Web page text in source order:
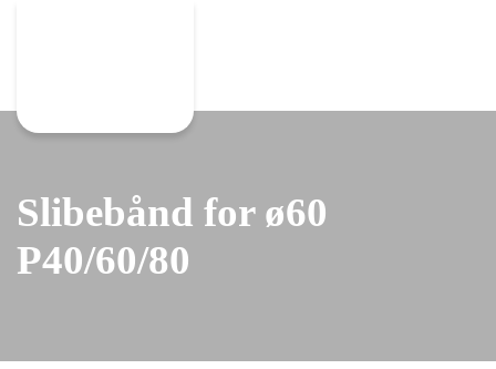
Slibebånd for ø60
P40/60/80